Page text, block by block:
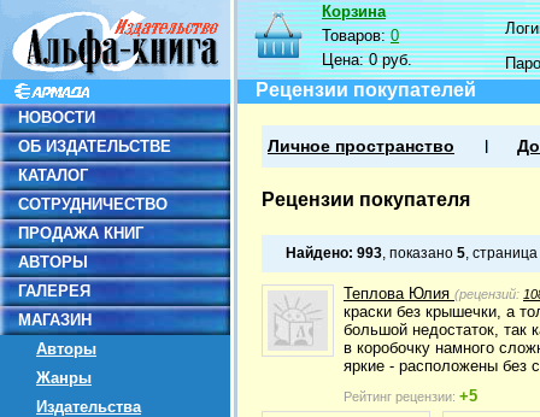
НОВОСТИ
ОБ ИЗДАТЕЛЬСТВЕ
КАТАЛОГ
СОТРУДНИЧЕСТВО
ПРОДАЖА КНИГ
АВТОРЫ
ГАЛЕРЕЯ
МАГАЗИН
Авторы
Жанры
Издательства
Корзина
Товаров:0
Цена:0 руб.
Рецензии покупателей
Личное пространство
Рецензии покупателя
Найдено: 993, показано 5, страница
Теплова Юлия (рецензий:
краски без крышечки, а
большой недостаток, так
в коробочку намного
яркие - расположены без
Рейтинг рецензии: +5